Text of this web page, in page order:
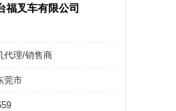
福叉车有限公司
代理/销售商
莞市